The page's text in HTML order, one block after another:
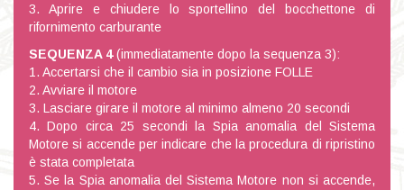
3. Aprire e chiudere lo sportellino del bocchettone di
rifornimento carburante
SEQUENZA 4(immediatamente dopo la sequenza 3):
1. Accertarsi che il cambio sia in posizione FOLLE
2. Avviare il motore
3. Lasciare girare il motore al minimo almeno 20 secondi
4. Dopo circa 25 secondi la Spia anomalia del Sistema
Motore si accende per indicare che la procedura di ripristino
è stata completata
5. Se la Spia anomalia del Sistema Motore non si accende,